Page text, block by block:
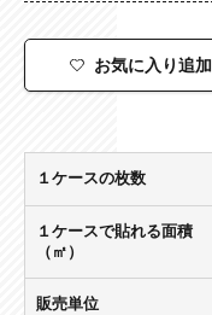
お気に入り追加
１ケースの枚数
１ケースで貼れる面積
（㎡）
販売単位